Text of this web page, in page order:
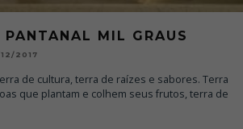
PANTANAL MIL GRAUS
2017
de cultura, terra de raízes e sabores. Terra
que plantam e colhem seus frutos, terra de